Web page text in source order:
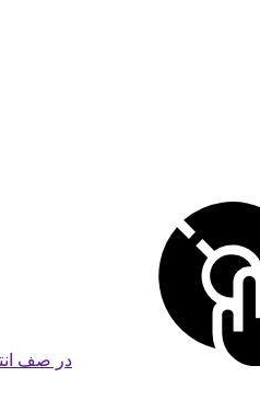
در صف